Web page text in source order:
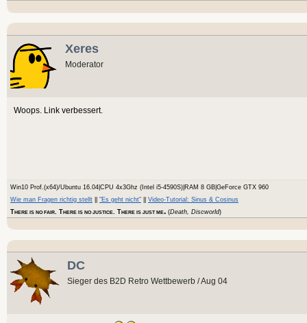
Xeres
Moderator
Woops. Link verbessert.
Win10 Prof.(x64)/Ubuntu 16.04|CPU 4x3Ghz (Intel i5-4590S)|RAM 8 GB|GeForce GTX 960
Wie man Fragen richtig stellt
"Es geht nicht"
Video-Tutorial: Sinus & Cosinus
THERE IS NO FAIR . THERE IS NO JUSTICE . THERE IS JUST ME. (Death, Discworld)
DC
Sieger des B2D Retro Wettbewerb / Aug 04